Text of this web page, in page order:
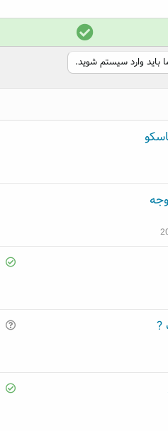
ا
ی
م
ف
ی
پ
ا
س
خ
ر
باید وارد سیستم شوید.
S
e
?
S